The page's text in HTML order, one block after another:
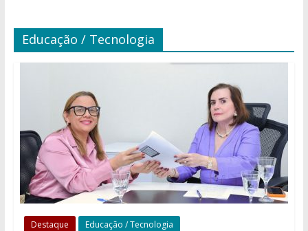
Educação / Tecnologia
Destaque Educação / Tecnologia